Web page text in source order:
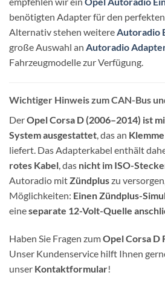
benötigten Adapter für den
Alternativ stehen weitereAutoradio
große Auswahl an Autoradio
Fahrzeugmodelle zur Verfügung.
Wichtiger Hinweis zum CAN-Bus
DerOpel Corsa D (2006–2014) ist
System ausgestattet, das an
liefert. Das Adapterkabel enthält
rotes Kabel, das nicht im ISO-
Autoradio mitZündpluszu
Möglichkeiten: Einen Zündplus-
eineseparate 12-Volt-Quelle
Haben Sie Fragen zumOpel Corsa D
Unser Kundenservice hilft Ihnen
unser Kontaktformular!